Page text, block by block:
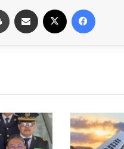
فيسبوك مشاركة عبر